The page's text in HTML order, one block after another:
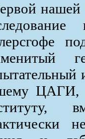
нашей
ЦАГИ,